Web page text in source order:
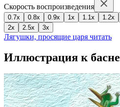
Скорость воспроизведения
0.7x 0.8x 0.9x 1x 1.1x 1.2x
2x
2.5x 3x
Лягушки, просящие царя читать
Иллюстрация к басне